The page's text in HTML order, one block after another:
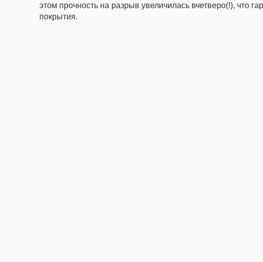
этом прочность на разрыв увеличилась вчетверо(!), что
покрытия.